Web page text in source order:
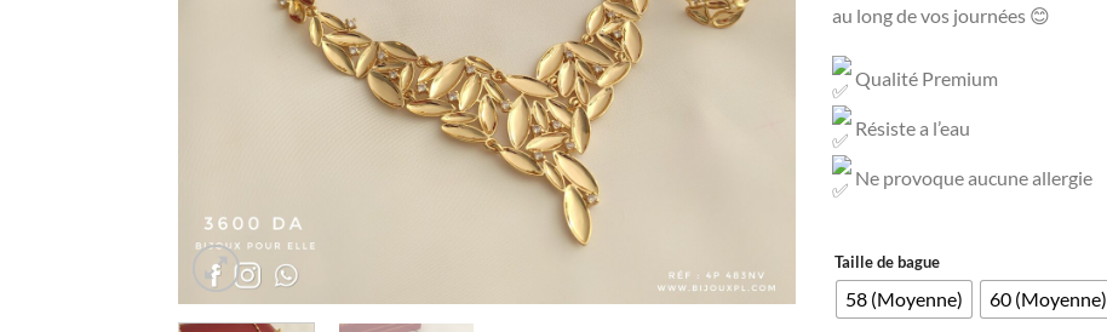
au long de vos journées 😊
Qualité Premium
Résiste a l’eau
Ne provoque aucune allergie
Taille de bague
58 (Moyenne) 60 (Moyenne)